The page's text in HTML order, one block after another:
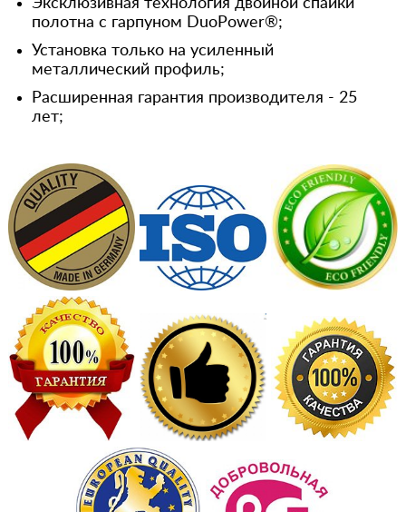
Эксклюзивная технология двойной спайки
полотна с гарпуном DuoPower®;
Установка только на усиленный
металлический профиль;
Расширенная гарантия производителя - 25
лет;